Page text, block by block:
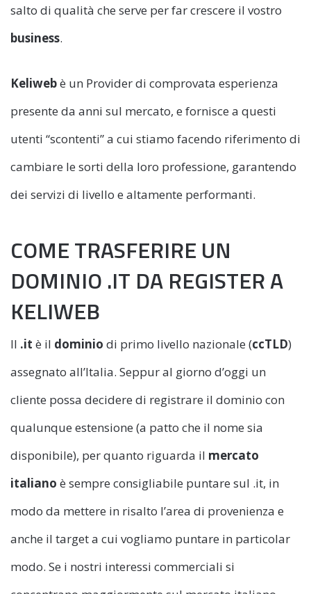
salto di qualità che serve per far crescere il vostro
business.
Keliwebè un Provider di comprovata esperienza
presente da anni sul mercato, e fornisce a questi
utenti “scontenti” a cui stiamo facendo riferimento di
cambiare le sorti della loro professione, garantendo
dei servizi di livello e altamente performanti.
COME TRASFERIRE UN
DOMINIO .IT DA REGISTER A
KELIWEB
Il .it è il dominio di primo livello nazionale (ccTLD)
assegnato all’Italia. Seppur al giorno d’oggi un
cliente possa decidere di registrare il dominio con
qualunque estensione (a patto che il nome sia
disponibile), per quanto riguarda il mercato
italiano è sempre consigliabile puntare sul .it, in
modo da mettere in risalto l’area di provenienza e
anche il target a cui vogliamo puntare in particolar
modo. Se i nostri interessi commerciali si